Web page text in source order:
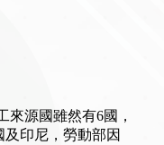
來源國雖然有6國，
印尼，勞動部因